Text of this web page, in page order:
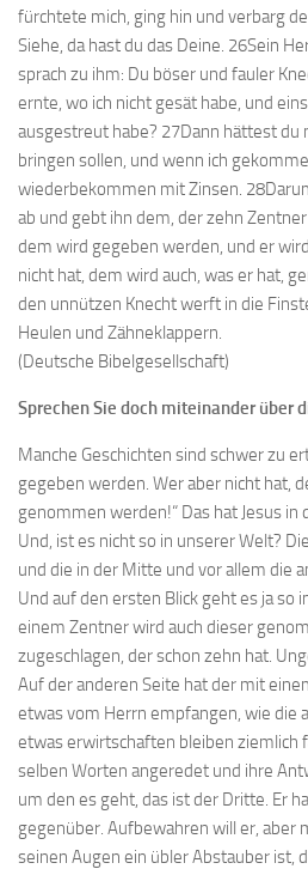
fürchtete mich, ging hin und verbarg
Siehe, da hast du das Deine. 26Sein
sprach zu ihm: Du böser und fauler
ernte, wo ich nicht gesät habe, und
ausgestreut habe? 27Dann hättest du
bringen sollen, und wenn ich
wiederbekommen mit Zinsen.
ab und gebt ihn dem, der zehn
dem wird gegeben werden, und er
nicht hat, dem wird auch, was er hat,
den unnützen Knecht werft in die
Heulen und Zähneklappern.
(Deutsche Bibelgesellschaft)
Sprechen Sie doch miteinander über
Manche Geschichten sind schwer zu
gegeben werden. Wer aber nicht hat,
genommen werden!“ Das hat Jesus in
Und, ist es nicht so in unserer Welt?
und die in der Mitte und vor allem die
Und auf den ersten Blick geht es ja so
einem Zentner wird auch dieser
zugeschlagen, der schon zehn hat.
Auf der anderen Seite hat der mit
etwas vom Herrn empfangen, wie die
etwas erwirtschaften bleiben ziemlich
selben Worten angeredet und ihre
um den es geht, das ist der Dritte. Er
gegenüber. Aufbewahren will er, aber
seinen Augen ein übler Abstauber ist,